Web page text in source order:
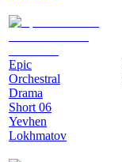
Epic
Orchestral
Drama
Short 06
Yevhen
Lokhmatov